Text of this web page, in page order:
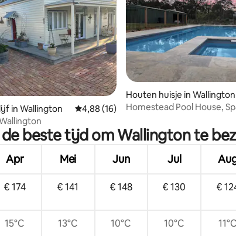
4,89 op 5, 99 recensies
in Wallington Gemiddelde beoordeling van 4,88 op 5,
4,88 (16)
Houten huisje in Wallington
Homestead Pool House,
beste tijd om Wallington te
Apr Mei Jun Jul
€ 174 € 141 € 148 € 130 €
15°C 13°C 10°C 10°C 11°C